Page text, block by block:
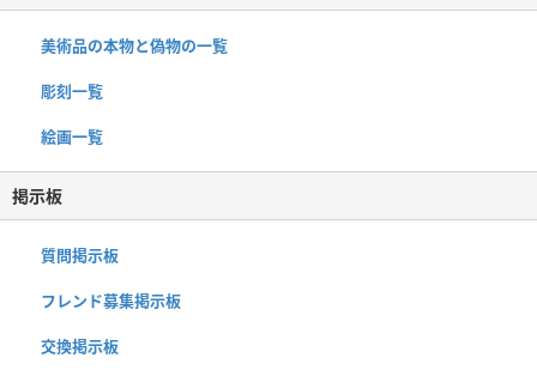
美術品の本物と偽物の一覧
彫刻一覧
絵画一覧
掲示板
質問掲示板
フレンド募集掲示板
交換掲示板